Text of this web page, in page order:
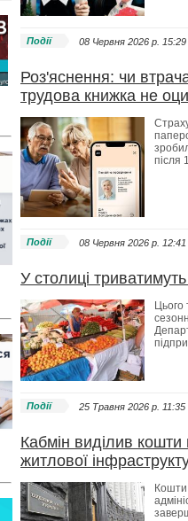
Події 08 Червня 2026 p. 15:29
Роз'яснення: чи
трудова книжка не
після
Події 08 Червня 2026 p. 12:41
У столиці
Цього
Події 25 Травня 2026 p. 11:35
Кабмін виділив
житлової
Кошти